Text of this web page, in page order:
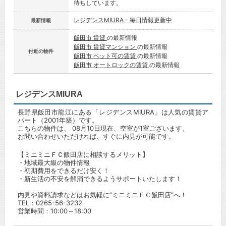
待ちしています。
最新情報 レジデンスMIURA - 毎日情報更新中
付近の物件
飯田市 賃貸 の最新情報
飯田市 賃貸マンション の最新情報
飯田市 ペット可の賃貸 の最新情報
飯田市 オートロックの賃貸 の最新情報
レジデンスMIURA
長野県飯田市龍江にある「レジデンスMIURA」は人気の賃貸ア
パート（2001年築）です。
こちらの物件は、 08月10日現在、空室が1室ございます。
お問い合わせいただければ、すぐに内見が可能です。
【ミニミニＦＣ飯田店に相談するメリット】
・地域最大級の物件情報
・初期費用をできるだけ安く！
・新生活の不安を解消できるようサポートいたします！
内見や資料請求などはお気軽に”ミニミニＦＣ飯田店”へ！
TEL： 0265-56-3232
営業時間：10:00～18:00